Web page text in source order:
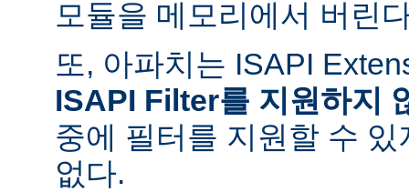
모듈을 메모리에서 버린
또, 아파치는 ISAPI
ISAPI Filter를 지원하지
중에 필터를 지원할 수
없다.